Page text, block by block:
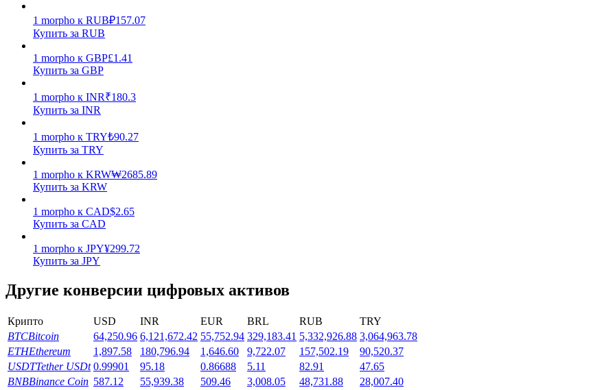
Заработок
Силовая свинья
1 morpho к RUB₽157.07
Купить за RUB
1 morpho к GBP£1.41
Купить за GBP
1 morpho к INR₹180.3
Купить за INR
1 morpho к TRY₺90.27
Купить за TRY
1 morpho к KRW₩2685.89
Купить за KRW
1 morpho к CAD$2.65
Купить за CAD
1 morpho к JPY¥299.72
Купить за JPY
Другие конверсии цифровых активов
Крипто USD INR EUR BRL RUB
TRY
BTCBitcoin 64,250.96 6,121,672.42 55,752.94 329,183.41 5,332,926.88 3,064,963.78
ETHEthereum 1,897.58 180,796.94 1,646.60 9,722.07 157,502.19
90,520.37
USDTTether USDt 0.99901 95.18 0.86688 5.11 82.91
47.65
BNBBinance Coin 587.12 55,939.38 509.46 3,008.05 48,731.88
28,007.40